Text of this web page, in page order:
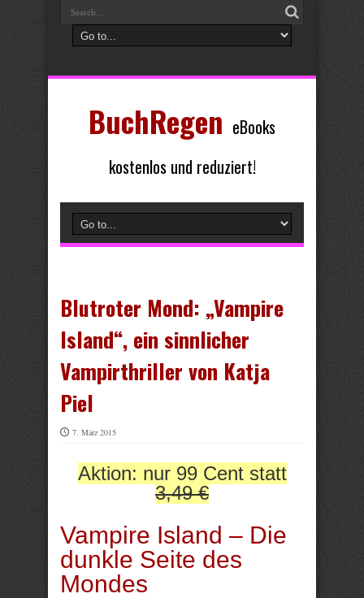
BuchRegen eBooks
kostenlos und reduziert!
Blutroter Mond: „Vampire
Island“, ein sinnlicher
Vampirthriller von Katja
Piel
7. März 2015
Aktion: nur 99 Cent statt
3,49 €
Vampire Island – Die
dunkle Seite des
Mondes